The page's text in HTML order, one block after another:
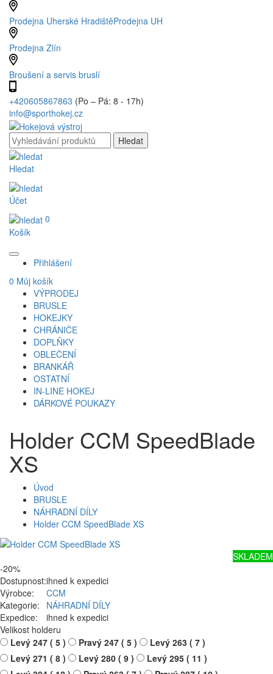
Prodejna Uherské HradištěProdejna UH
Prodejna Zlín
Broušení a servis bruslí
+420605867863 (Po – Pá: 8 - 17h)
info@sporthokej.cz
Hledat
Účet
0
Košík
Přihlášení
0 Můj košík
VÝPRODEJ
BRUSLE
HOKEJKY
CHRÁNIČE
DOPLŇKY
OBLEČENÍ
BRANKÁŘ
OSTATNÍ
IN-LINE HOKEJ
DÁRKOVÉ POUKAZY
Holder CCM SpeedBlade
XS
Úvod
BRUSLE
NÁHRADNÍ DÍLY
Holder CCM SpeedBlade XS
SKLADEM
-20%
Dostupnost:ihned k expedici
Výrobce:
CCM
Kategorie:
NÁHRADNÍ DÍLY
Expedice:
ihned k expedici
Velikost holderu
Levý 247 ( 5 )
Pravý 247 ( 5 )
Levý 263 ( 7 )
Levý 271 ( 8 )
Levý 280 ( 9 )
Levý 295 ( 11 )